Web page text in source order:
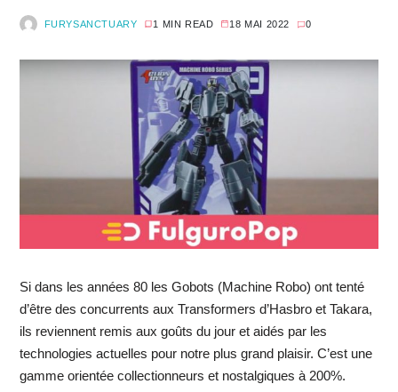
FURYSANCTUARY 1 MIN READ 18 MAI 2022 0
Si dans les années 80 les Gobots (Machine Robo) ont tenté
d’être des concurrents aux Transformers d’Hasbro et Takara,
ils reviennent remis aux goûts du jour et aidés par les
technologies actuelles pour notre plus grand plaisir. C’est une
gamme orientée collectionneurs et nostalgiques à 200%.